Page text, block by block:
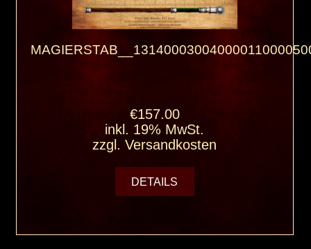
€157.00
inkl. 19% MwSt.
zzgl.Versandkosten
DETAILS